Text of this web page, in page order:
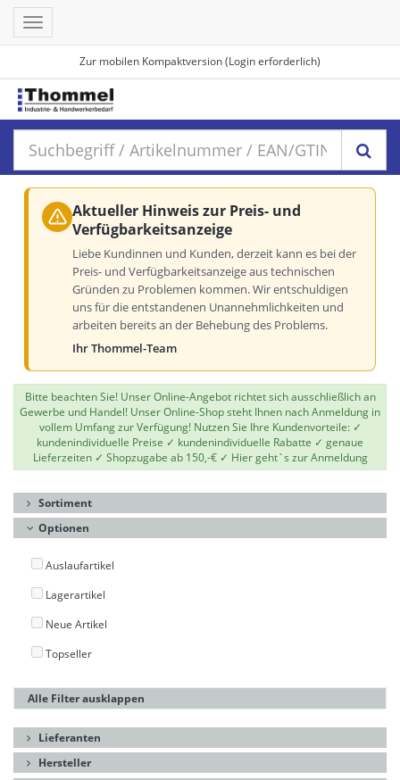
Zur mobilen Kompaktversion (Login erforderlich)
Toggle
navigation
Aktueller Hinweis zur Preis- und
Verfügbarkeitsanzeige
Liebe Kundinnen und Kunden, derzeit kann es bei der
Preis- und Verfügbarkeitsanzeige aus technischen
Gründen zu Problemen kommen. Wir entschuldigen
uns für die entstandenen Unannehmlichkeiten und
arbeiten bereits an der Behebung des Problems.
Ihr Thommel-Team
Bitte beachten Sie! Unser Online-Angebot richtet sich ausschließlich an
Gewerbe und Handel! Unser Online-Shop steht Ihnen nach Anmeldung in
vollem Umfang zur Verfügung! Nutzen Sie Ihre Kundenvorteile: ✓
kundenindividuelle Preise ✓ kundenindividuelle Rabatte ✓ genaue
Lieferzeiten ✓ Shopzugabe ab 150,-€ ✓ Hier geht`s zur Anmeldung
Sortiment
Optionen
Auslaufartikel
Lagerartikel
Neue Artikel
Topseller
Alle Filter ausklappen
Lieferanten
Hersteller